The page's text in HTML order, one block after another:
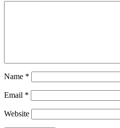
Name *
Email *
Website